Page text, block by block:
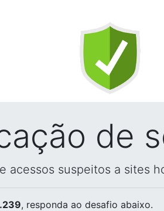
de
acessos suspeitos a sites
, responda ao desafio abaixo.